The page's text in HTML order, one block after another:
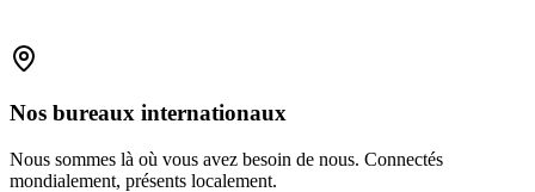
Nos bureaux internationaux
Nous sommes là où vous avez besoin de nous. Connectés
mondialement, présents localement.